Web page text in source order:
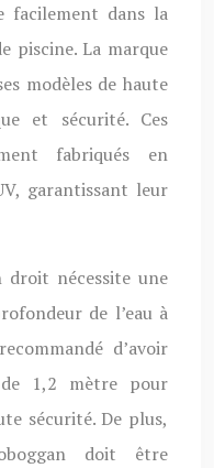
facilement dans la
piscine. La marque
modèles de haute
et sécurité. Ces
fabriqués en
garantissant leur
droit nécessite une
de l’eau à
d’avoir
1,2 mètre pour
sécurité. De plus,
doit être